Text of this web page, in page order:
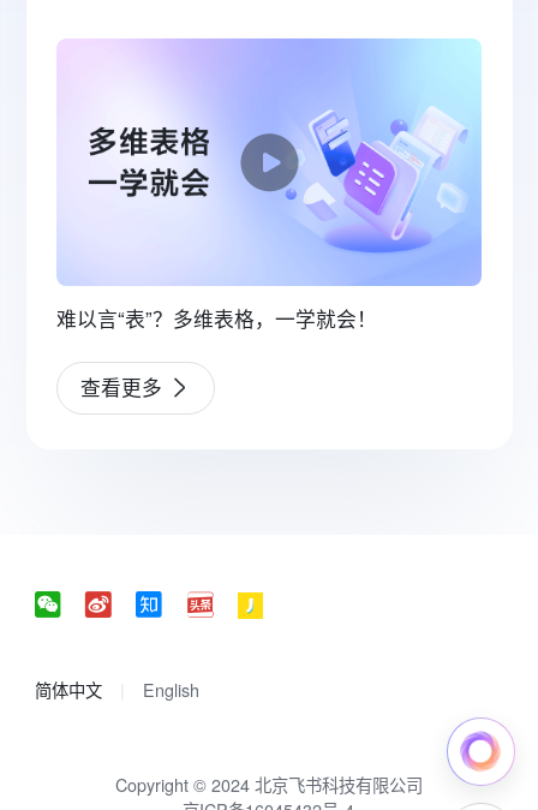
难以言“表”？多维表格，一学就会！
查看更多
简体中文 English
Copyright © 2024 北京飞书科技有限公司